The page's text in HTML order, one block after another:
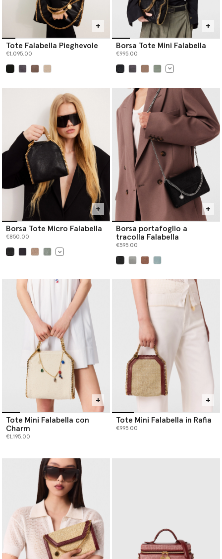
Tote Falabella Pieghevole
€1,095.00
Borsa Tote Mini Falabella
€995.00
Borsa Tote Micro Falabella
€850.00
Borsa portafoglio a
tracolla Falabella
€595.00
Tote Mini Falabella con
Charm
€1,195.00
Tote Mini Falabella in Rafia
€995.00